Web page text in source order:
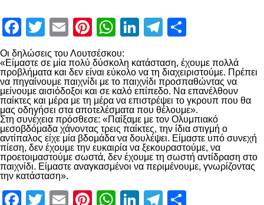
Facebook
Twitter
EmailPinterest
WhatsApp
LinkedIn
Telegram
Οι δηλώσεις του Λουτσέσκου:
«Είμαστε σε μία πολύ δύσκολη κατάσταση, έχουμε πολλά
προβλήματα και δεν είναι εύκολο να τη διαχειριστούμε. Πρέπει
να πηγαίνουμε παιχνίδι με το παιχνίδι προσπαθώντας να
μείνουμε αισιόδοξοι και σε καλό επίπεδο. Να επανέλθουν
παίκτες και μέρα με τη μέρα να επιστρέψει το γκρουπ που θα
μας οδηγήσει στα αποτελέσματα που θέλουμε».
Στη συνέχεια πρόσθεσε: «Παίξαμε με τον Ολυμπιακό
μεσοβδόμαδα χάνοντας τρεις παίκτες, την ίδια στιγμή ο
αντίπαλος είχε μία βδομάδα να δουλέψει. Είμαστε υπό συνεχή
πίεση, δεν έχουμε την ευκαιρία να ξεκουραστούμε, να
προετοιμαστούμε σωστά, δεν έχουμε τη σωστή αντίδραση στο
παιχνίδι. Είμαστε αναγκασμένοι να περιμένουμε, γνωρίζοντας
την κατάσταση».
Facebook
Twitter
EmailPinterest
WhatsApp
LinkedIn
Telegram